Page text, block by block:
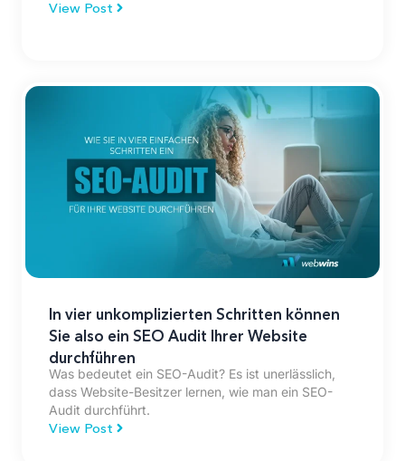
View Post
In vier unkomplizierten Schritten können
Sie also ein SEO Audit Ihrer Website
durchführen
Was bedeutet ein SEO-Audit? Es ist unerlässlich,
dass Website-Besitzer lernen, wie man ein SEO-
Audit durchführt.
View Post